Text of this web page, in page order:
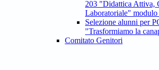
203 "Didattica Attiva,
Laboratoriale" modulo
Selezione alunni per
"Trasformiamo la
Comitato Genitori